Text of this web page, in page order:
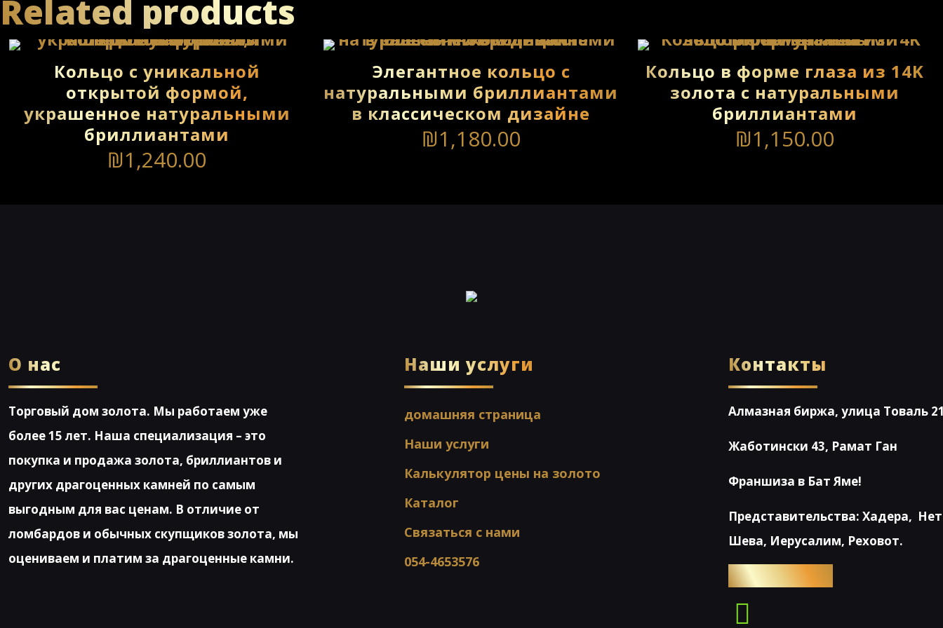
Related products
Кольцо с уникальной
открытой формой,
украшенное натуральными
бриллиантами
₪1,240.00
Элегантное кольцо с
натуральными бриллиантами
в классическом дизайне
₪1,180.00
Кольцо в форме глаза из 14K
золота с натуральными
бриллиантами
₪1,150.00
О нас
Торговый дом золота. Мы работаем уже
более 15 лет. Наша специализация – это
покупка и продажа золота, бриллиантов и
других драгоценных камней по самым
выгодным для вас ценам. В отличие от
ломбардов и обычных скупщиков золота, мы
оцениваем и платим за драгоценные камни.
Наши услуги
домашняя страница
Наши услуги
Калькулятор цены на золото
Каталог
Связаться с нами
054-4653576
Контакты
Алмазная биржа, улица Товаль
Жаботински 43, Рамат Ган
Франшиза в Бат Яме!
Представительства: Хадера,
Шева, Иерусалим, Реховот.
054-4653576